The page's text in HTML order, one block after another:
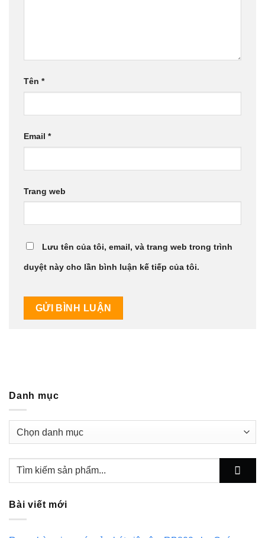
Tên *
Email *
Trang web
Lưu tên của tôi, email, và trang web trong trình
duyệt này cho lần bình luận kế tiếp của tôi.
Danh mục
Danh
Bài viết mới